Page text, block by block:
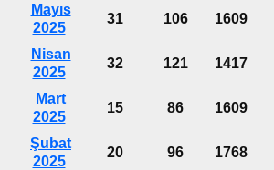
Mayıs
2025
31 106 1609
Nisan
2025
32 121 1417
Mart
2025
15 86 1609
Şubat
2025
20 96 1768